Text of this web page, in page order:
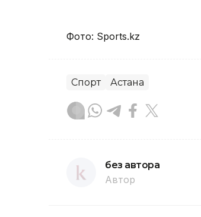
Фото: Sports.kz
Спорт Астана
без автора
Автор